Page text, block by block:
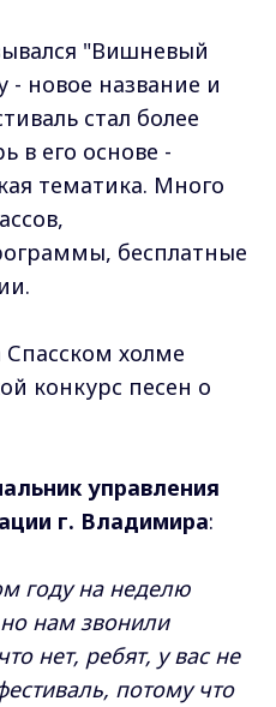
"Вишневый
- новое название и
стал более
в его основе -
тематика. Много
бесплатные
холме
конкурс песен о
управления
г. Владимира:
году на неделю
нам звонили
нет, ребят, у вас не
потому что